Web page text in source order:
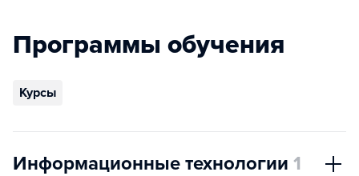
Программы обучения
Курсы
Информационные технологии 1